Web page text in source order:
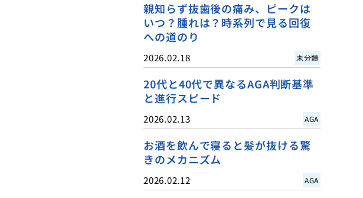
親知らず抜歯後の痛み、ピークは
いつ？腫れは？時系列で見る回復
への道のり
2026.02.18 未分類
20代と40代で異なるAGA判断基準
と進行スピード
2026.02.13 AGA
お酒を飲んで寝ると髪が抜ける驚
きのメカニズム
2026.02.12 AGA